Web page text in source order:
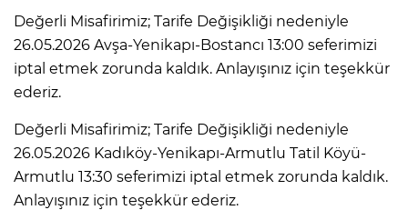
Değerli Misafirimiz; Tarife Değişikliği nedeniyle
26.05.2026 Avşa-Yenikapı-Bostancı 13:00 seferimizi
iptal etmek zorunda kaldık. Anlayışınız için teşekkür
ederiz.
Değerli Misafirimiz; Tarife Değişikliği nedeniyle
26.05.2026 Kadıköy-Yenikapı-Armutlu Tatil Köyü-
Armutlu 13:30 seferimizi iptal etmek zorunda kaldık.
Anlayışınız için teşekkür ederiz.